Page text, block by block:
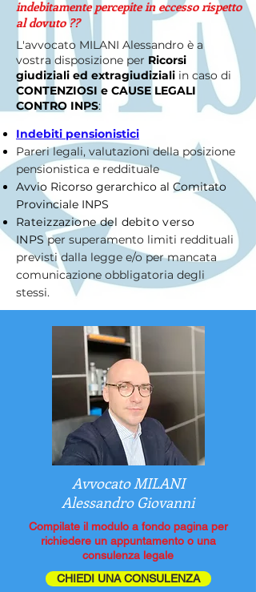
indebitamente percepite in eccesso rispetto
al dovuto ??
L'avvocato MILANI Alessandro è a
vostra disposizione per Ricorsi
giudiziali ed extragiudiziali in caso di
CONTENZIOSI e CAUSE LEGALI
CONTRO INPS:
Indebiti pensionistici
Pareri legali, valutazioni della posizione
pensionistica e reddituale
Avvio Ricorso gerarchico al Comitato
Provinciale INPS
Rateizzazione del debito verso
INPS per superamento limiti reddituali
previsti dalla legge e/o per mancata
comunicazione obbligatoria degli
stessi.
Avvocato MILANI
Alessandro Giovanni
Compilate il modulo a fondo pagina per
richiedere un appuntamento o una
consulenza legale
CHIEDI UNA CONSULENZA